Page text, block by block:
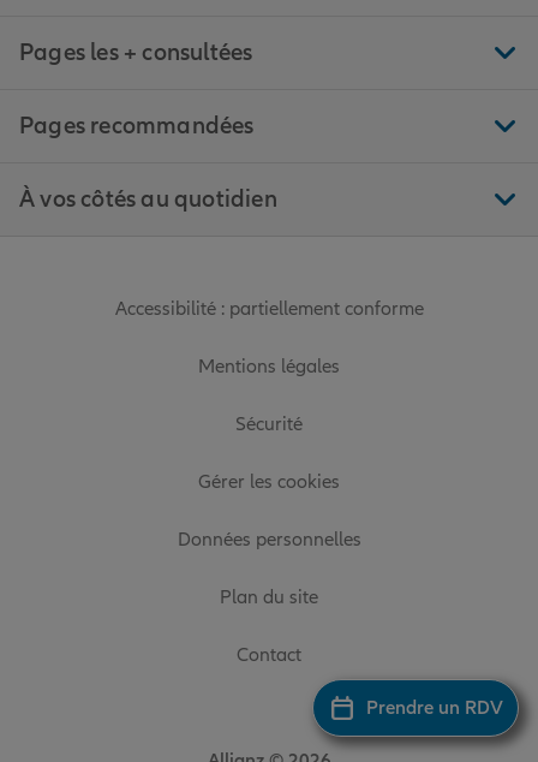
Prendre un RDV
Pages les + consultées
Pages recommandées
À vos côtés au quotidien
Accessibilité : partiellement conforme
Mentions légales
Sécurité
Gérer les cookies
Données personnelles
Plan du site
Contact